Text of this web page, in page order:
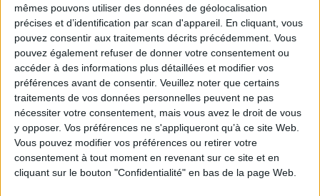
mêmes pouvons utiliser des données de géolocalisation
précises et d’identification par scan d'appareil. En cliquant, vous
pouvez consentir aux traitements décrits précédemment. Vous
pouvez également refuser de donner votre consentement ou
accéder à des informations plus détaillées et modifier vos
préférences avant de consentir. Veuillez noter que certains
traitements de vos données personnelles peuvent ne pas
nécessiter votre consentement, mais vous avez le droit de vous
y opposer. Vos préférences ne s'appliqueront qu’à ce site Web.
Vous pouvez modifier vos préférences ou retirer votre
consentement à tout moment en revenant sur ce site et en
cliquant sur le bouton "Confidentialité" en bas de la page Web.
Inscrivez-vous d’ores et déjà aux deux autres
webinaires Serda Conseil et M-Files :
le 13 avril à 11h – Gouvernance de l’information : comment
inclure les fonctions de conformité et de sécurité avec M-Files
le 15 juin à 11h – Gouvernance de l’information : formaliser et
adopter les processus métier, puis intégrer la fonction de
cartographie dynamique pour un nouveau management avec M-
Files (cliquez ici pour vous inscrire).